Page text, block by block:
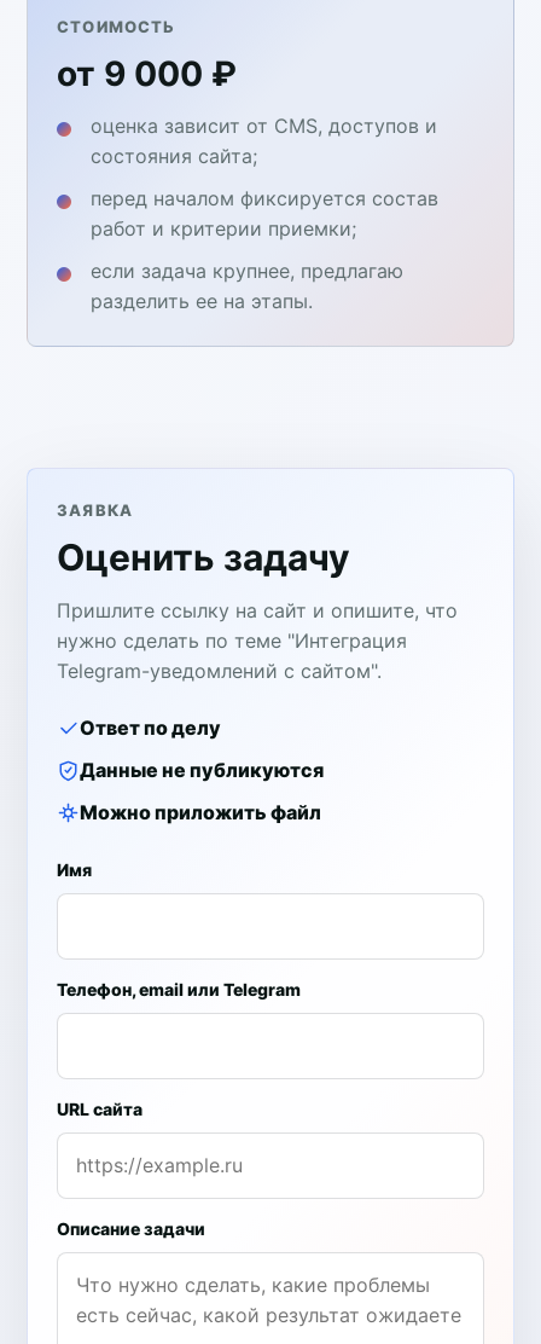
СТОИМОСТЬ
от 9 000 ₽
оценка зависит от CMS, доступов и
состояния сайта;
перед началом фиксируется состав
работ и критерии приемки;
если задача крупнее, предлагаю
разделить ее на этапы.
ЗАЯВКА
Оценить задачу
Пришлите ссылку на сайт и опишите, что
нужно сделать по теме "Интеграция
Telegram-уведомлений с сайтом".
Ответ по делу
Данные не публикуются
Можно приложить файл
Имя
Телефон, email или Telegram
URL сайта
Описание задачи